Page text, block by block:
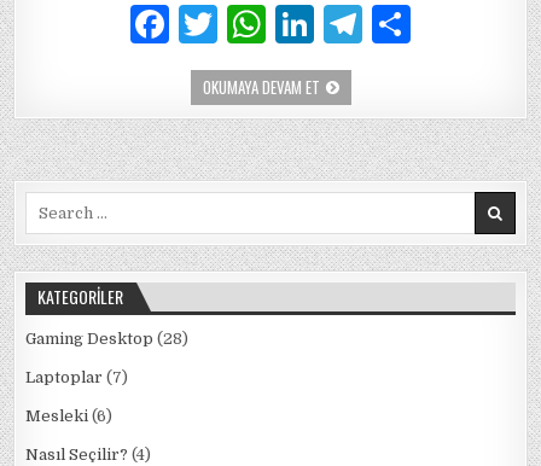
F
a
c
e
b
o
k
T
w
it
te
r
W
h
at
s
A
p
Li
n
k
e
dI
T
g
ra
e
OKUMAYA DEVAM ETOYUN
LAPTOPU
ÖNERILERI
(MAYIS
2020)
KATEGORILER
Gaming Desktop (28)
Laptoplar (7)
Mesleki (6)
Nasıl Seçilir? (4)